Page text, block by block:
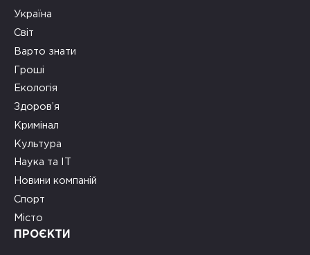
Україна
Світ
Варто знати
Гроші
Екологія
Здоров’я
Кримінал
Культура
Наука та ІТ
Новини компаній
Спорт
Місто
ПРОЄКТИ